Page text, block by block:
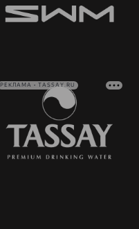
РЕКЛАМА • TASSAY.RU